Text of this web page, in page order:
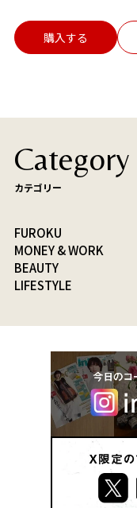
購入する
Category
カテゴリー
FUROKU
MONEY & WORK
BEAUTY
LIFESTYLE